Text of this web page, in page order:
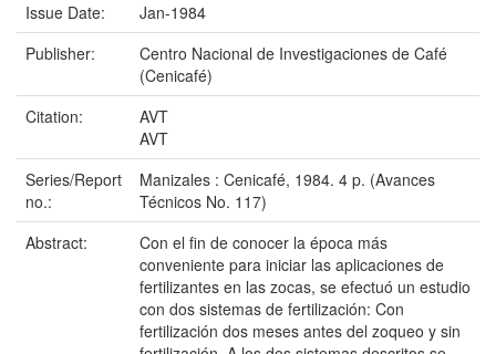
Issue Date:
Jan-1984
Publisher:
Centro Nacional de Investigaciones de Café
(Cenicafé)
Citation:
AVT
AVT
Series/Report
no.:
Manizales : Cenicafé, 1984. 4 p. (Avances
Técnicos No. 117)
Abstract:
Con el fin de conocer la época más
conveniente para iniciar las aplicaciones de
fertilizantes en las zocas, se efectuó un estudio
con dos sistemas de fertilización: Con
fertilización dos meses antes del zoqueo y sin